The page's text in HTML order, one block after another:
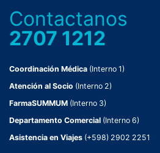
Contactanos
2707 1212
Coordinación Médica (Interno 1)
Atención al Socio (Interno 2)
FarmaSUMMUM (Interno 3)
Departamento Comercial (Interno 6)
Asistencia en Viajes (+598) 2902 2251